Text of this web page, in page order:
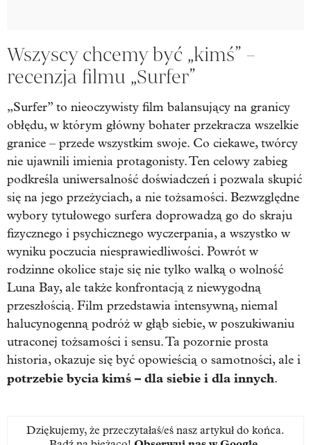
Wszyscy chcemy być „kimś” –
recenzja filmu „Surfer”
„Surfer” to nieoczywisty film balansujący na granicy
obłędu, w którym główny bohater przekracza wszelkie
granice – przede wszystkim swoje. Co ciekawe, twórcy
nie ujawnili imienia protagonisty. Ten celowy zabieg
podkreśla uniwersalność doświadczeń i pozwala skupić
się na jego przeżyciach, a nie tożsamości. Bezwzględne
wybory tytułowego surfera doprowadzą go do skraju
fizycznego i psychicznego wyczerpania, a wszystko w
wyniku poczucia niesprawiedliwości. Powrót w
rodzinne okolice staje się nie tylko walką o wolność
Luna Bay, ale także konfrontacją z niewygodną
przeszłością. Film przedstawia intensywną, niemal
halucynogenną podróż w głąb siebie, w poszukiwaniu
utraconej tożsamości i sensu. Ta pozornie prosta
historia, okazuje się być opowieścią o samotności, ale i
potrzebie bycia kimś – dla siebie i dla innych.
Dziękujemy, że przeczytałaś/eś nasz artykuł do końca.